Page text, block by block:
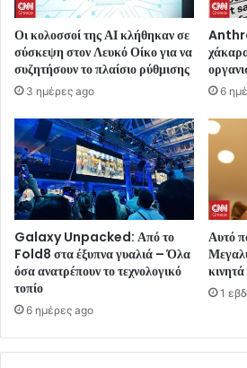
Οι κολοσσοί της ΑΙ κλήθηκαν σε
σύσκεψη στον Λευκό Οίκο για να
συζητήσουν το πλαίσιο ρύθμισης
3 ημέρες ago 6
Galaxy Unpacked: Από το
Fold8 στα έξυπνα γυαλιά – Όλα
όσα ανατρέπουν το τεχνολογικό
τοπίο
6 ημέρες ago
Αυτό
1